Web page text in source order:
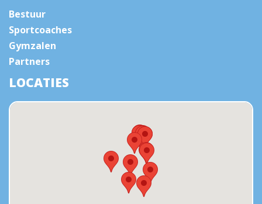
Bestuur
Sportcoaches
Gymzalen
Partners
LOCATIES